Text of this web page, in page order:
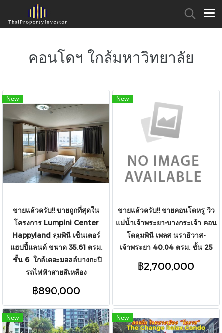
คอนโดฯ ใกล้มหาวิทยาลัย
New
ขายแล้วครับ!! ขายถูกที่สุดใน
โครงการ Lumpini Center
Happyland ลุมพินี เซ็นเตอร์
แฮปปี้แลนด์ ขนาด 35.61 ตรม.
ชั้น 6 ใกล้เดอะมอลล์บางกะปิ
รถไฟฟ้าสายสีเหลือง
฿890,000
New
ขายแล้วครับ!! ขายคอนโดหรู วิว
แม่น้ำเจ้าพระยา-บางกระเจ้า คอน
โดลุมพินี เพลส นราธิวาส-
เจ้าพระยา 40.04 ตรม. ชั้น 25
฿2,700,000
New New